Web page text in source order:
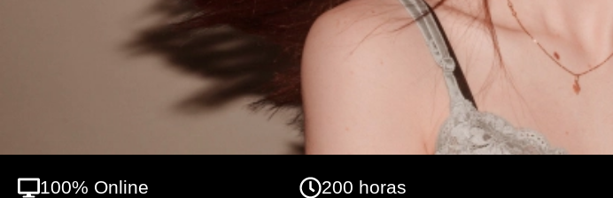
100% Online 200 horas